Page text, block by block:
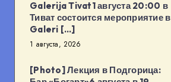
Galerija Tivat1 августа 20:00 в
Тиват состоится мероприятие в
Galeri […]
1 августа, 2026
[Photo] Лекция в Подгорица: